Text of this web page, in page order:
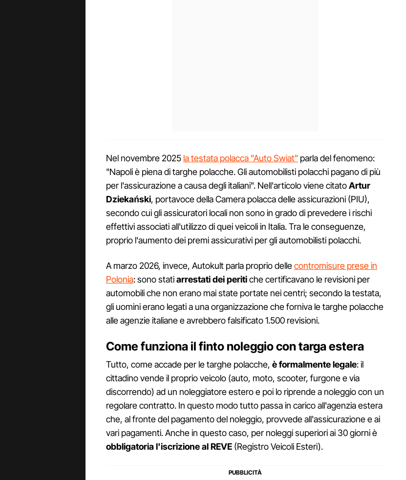
Nel novembre 2025 la testata polacca "Auto Swiat" parla del fenomeno:
"Napoli è piena di targhe polacche. Gli automobilisti polacchi pagano di più
per l'assicurazione a causa degli italiani". Nell'articolo viene citatoArtur
Dziekański, portavoce della Camera polacca delle assicurazioni (PIU),
secondo cui gli assicuratori locali non sono in grado di prevedere i rischi
effettivi associati all'utilizzo di quei veicoli in Italia. Tra le conseguenze,
proprio l'aumento dei premi assicurativi per gli automobilisti polacchi.
A marzo 2026, invece, Autokult parla proprio dellecontromisure prese in
Polonia: sono statiarrestati dei peritiche certificavano le revisioni per
automobili che non erano mai state portate nei centri; secondo la testata,
gli uomini erano legati a una organizzazione che forniva le targhe polacche
alle agenzie italiane e avrebbero falsificato 1.500 revisioni.
Come funziona il finto noleggio con targa estera
Tutto, come accade per le targhe polacche, è formalmente legale: il
cittadino vende il proprio veicolo (auto, moto, scooter, furgone e via
discorrendo) ad un noleggiatore estero e poi lo riprende a noleggio con un
regolare contratto. In questo modo tutto passa in carico all'agenzia estera
che, al fronte del pagamento del noleggio, provvede all'assicurazione e ai
vari pagamenti. Anche in questo caso, per noleggi superiori ai 30 giorni è
obbligatoria l'iscrizione al REVE (Registro Veicoli Esteri).